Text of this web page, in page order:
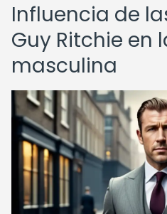
Influencia de
Guy Ritchie en
masculina